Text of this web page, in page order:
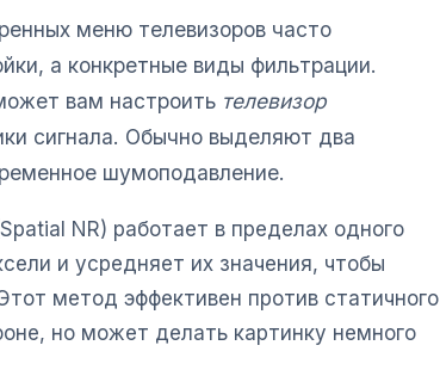
меню телевизоров часто
а конкретные виды фильтрации.
вам настроить телевизор
сигнала. Обычно выделяют два
шумоподавление.
NR) работает в пределах одного
и усредняет их значения, чтобы
метод эффективен против статичного
но может делать картинку немного